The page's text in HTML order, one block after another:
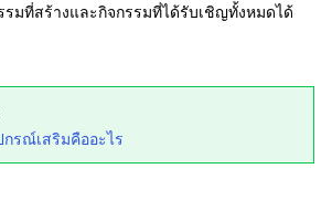
มที่สร้างและกิจกรรมที่ได้รับเชิญทั้งหมดได้
รณ์เสริมคืออะไร